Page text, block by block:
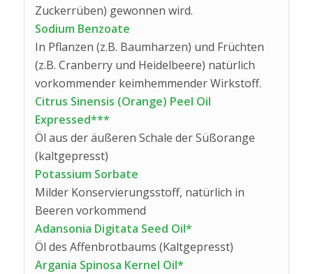
Zuckerrüben) gewonnen wird.
Sodium Benzoate
In Pflanzen (z.B. Baumharzen) und Früchten
(z.B. Cranberry und Heidelbeere) natürlich
vorkommender keimhemmender Wirkstoff.
Citrus Sinensis (Orange) Peel Oil
Expressed***
Öl aus der äußeren Schale der Süßorange
(kaltgepresst)
Potassium Sorbate
Milder Konservierungsstoff, natürlich in
Beeren vorkommend
Adansonia Digitata Seed Oil*
Öl des Affenbrotbaums (Kaltgepresst)
Argania Spinosa Kernel Oil*